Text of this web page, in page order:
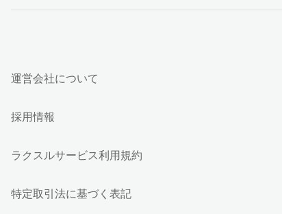
運営会社について
採用情報
ラクスルサービス利用規約
特定取引法に基づく表記